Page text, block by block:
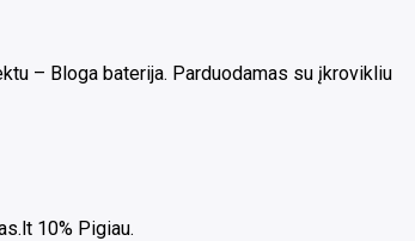
– Bloga baterija. Parduodamas su įkrovikliu
10% Pigiau.